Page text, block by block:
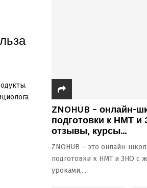
ZNOHUB – онлайн-
подготовки к НМТ
отзывы, курсы...
ZNOHUB – это онлайн-
подготовки к НМТ и ЗНО с
уроками,...